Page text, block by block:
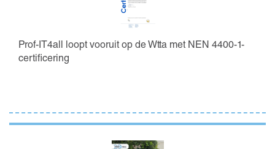
Prof-IT4all loopt vooruit op de Wtta met NEN 4400-1-
certificering